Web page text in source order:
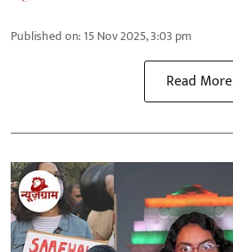
Published on:15 Nov 2025, 3:03 pm
Read More